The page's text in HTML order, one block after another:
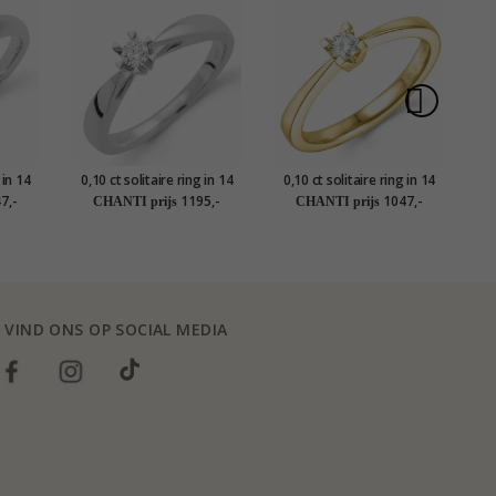
14
0,10 ct solitaire ring in 14
karaat witgoud
CHANTI prijs 1195,-
0,10 ct solitaire ring in 14
karaat goud
CHANTI prijs 1047,-
VIND ONS OP SOCIAL MEDIA